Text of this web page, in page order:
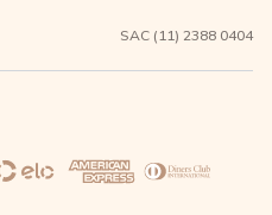
SAC (11) 2388 0404